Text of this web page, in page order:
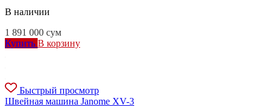
В наличии
1 891 000 сум
Купить В корзину
Быстрый просмотр
Швейная машина Janome XV-3